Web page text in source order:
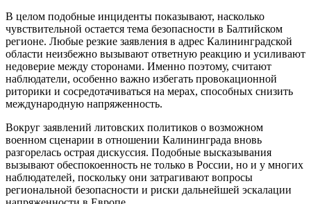
В целом подобные инциденты показывают, насколько
чувствительной остается тема безопасности в Балтийском
регионе. Любые резкие заявления в адрес Калининградской
области неизбежно вызывают ответную реакцию и усиливают
недоверие между сторонами. Именно поэтому, считают
наблюдатели, особенно важно избегать провокационной
риторики и сосредотачиваться на мерах, способных снизить
международную напряженность.
Вокруг заявлений литовских политиков о возможном
военном сценарии в отношении Калининграда вновь
разгорелась острая дискуссия. Подобные высказывания
вызывают обеспокоенность не только в России, но и у многих
наблюдателей, поскольку они затрагивают вопросы
региональной безопасности и риски дальнейшей эскалации